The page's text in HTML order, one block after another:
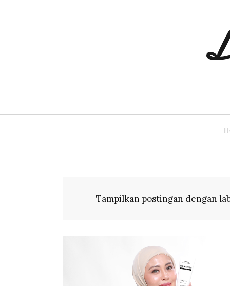
Tampilkan postingan dengan